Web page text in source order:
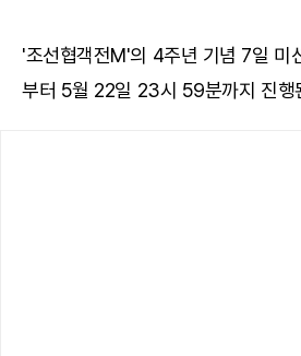
'조선협객전M'의 4주년 기념 7일 미
부터 5월 22일 23시 59분까지 진행